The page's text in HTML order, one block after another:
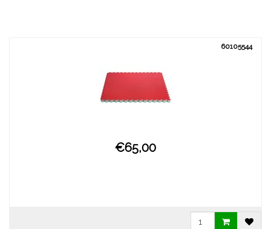
60105544
€65,00